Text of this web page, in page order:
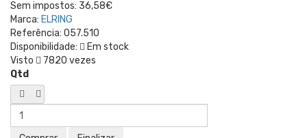
Sem impostos: 36,58€
Marca: ELRING
Referência: 057.510
Disponibilidade:
Em stock
Visto
7820 vezes
Qtd